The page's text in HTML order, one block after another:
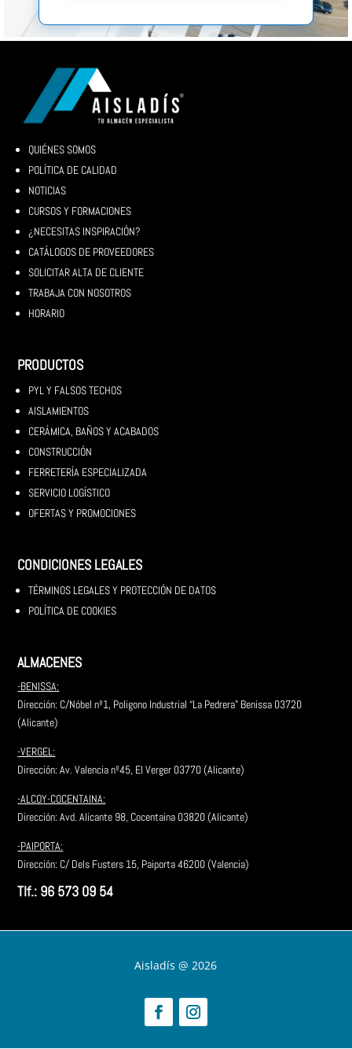
QUIÉNES SOMOS
POLÍTICA DE CALIDAD
NOTICIAS
CURSOS Y FORMACIONES
¿NECESITAS INSPIRACIÓN?
CATÁLOGOS DE PROVEEDORES
SOLICITAR ALTA DE CLIENTE
TRABAJA CON NOSOTROS
HORARIO
PRODUCTOS
PYL Y FALSOS TECHOS
AISLAMIENTOS
CERÁMICA, BAÑOS Y ACABADOS
CONSTRUCCIÓN
FERRETERÍA ESPECIALIZADA
SERVICIO LOGÍSTICO
OFERTAS Y PROMOCIONES
CONDICIONES LEGALES
TÉRMINOS LEGALES Y PROTECCIÓN DE DATOS
POLÍTICA DE COOKIES
ALMACENES
-BENISSA:
Dirección: C/Nóbel nº1, Poligono Industrial “La Pedrera” Benissa 03720
(Alicante)
-VERGEL:
Dirección: Av. Valencia nº45, El Verger 03770 (Alicante)
-ALCOY-COCENTAINA:
Dirección:Avd. Alicante 98, Cocentaina 03820 (Alicante)
-PAIPORTA:
Dirección: C/ Dels Fusters 15, Paiporta 46200 (Valencia)
Tlf.: 96 573 09 54
Aisladís @ 2026